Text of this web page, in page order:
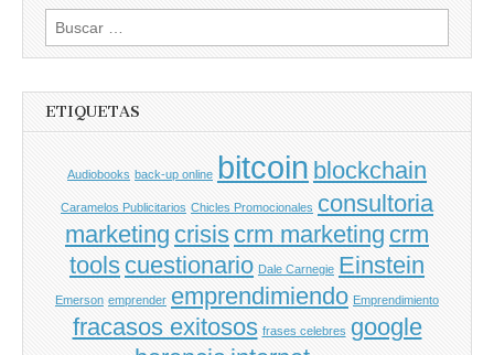
Buscar
por:
ETIQUETAS
Audiobooks back-up online bitcoin blockchain
Caramelos Publicitarios Chicles Promocionales consultoria
marketing crisis crm marketing crm
tools cuestionario Dale Carnegie Einstein
Emerson emprender emprendimiendo Emprendimiento
fracasos exitosos frases celebres google